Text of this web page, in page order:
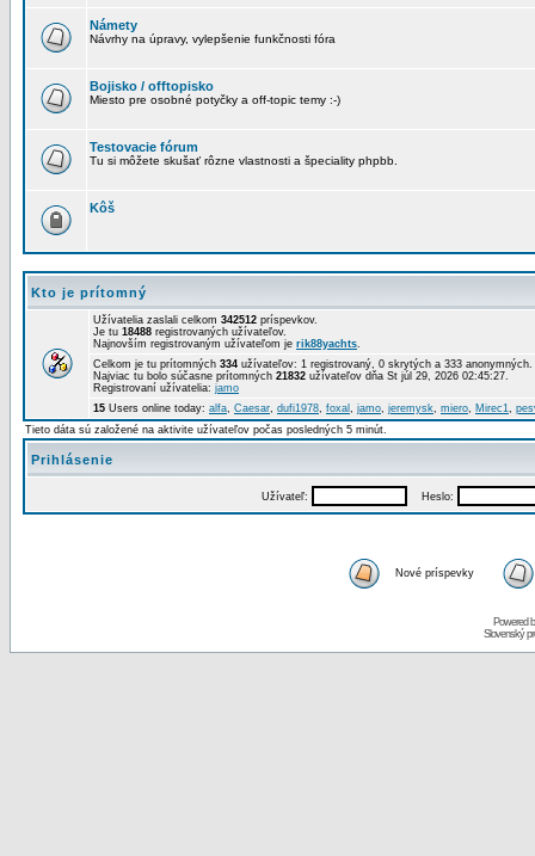
Námety
Návrhy na úpravy, vylepšenie funkčnosti fóra
Bojisko / offtopisko
Miesto pre osobné potyčky a off-topic temy :-)
Testovacie fórum
Tu si môžete skušať rôzne vlastnosti a špeciality phpbb.
Kôš
Kto je prítomný
Užívatelia zaslali celkom 342512 príspevkov.
Je tu 18488 registrovaných užívateľov.
Najnovším registrovaným užívateľom je rik88yachts.
Celkom je tu prítomných 334 užívateľov: 1 registrovaný, 0 skrytých a 333
Najviac tu bolo súčasne prítomných 21832 užívateľov dňa St júl 29, 2026 02:45:27.
Registrovaní užívatelia: jamo
15 Users online today: alfa, Caesar, dufi1978, foxal , jamo, jeremysk, miero, Mirec1,
Tieto dáta sú založené na aktivite užívateľov počas posledných 5 minút.
Prihlásenie
Užívateľ: Heslo:
Nové príspevky
Powered
Slovenský